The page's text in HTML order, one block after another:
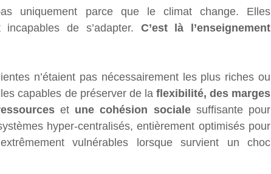
uniquement parce que le climat change. Elles
incapables de s’adapter. C’est là l’enseignement
n’étaient pas nécessairement les plus riches ou
capables de préserver de la flexibilité, des marges
et une cohésion sociale suffisante pour
hyper-centralisés, entièrement optimisés pour
vulnérables lorsque survient un choc